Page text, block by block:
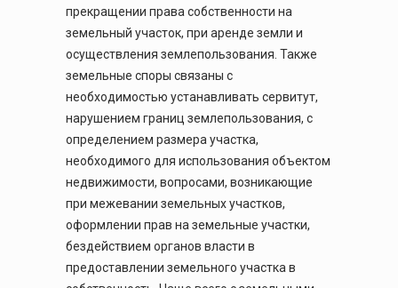
прекращении права собственности на
земельный участок, при аренде земли и
осуществления землепользования. Также
земельные споры связаны с
необходимостью устанавливать сервитут,
нарушением границ землепользования, с
определением размера участка,
необходимого для использования объектом
недвижимости, вопросами, возникающие
при межевании земельных участков,
оформлении прав на земельные участки,
бездействием органов власти в
предоставлении земельного участка в